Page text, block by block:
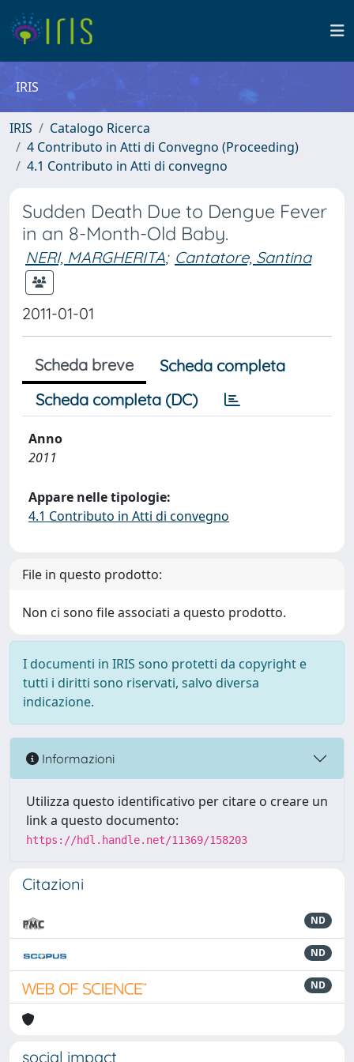
IRIS
IRIS
Catalogo Ricerca
4 Contributo in Atti di Convegno (Proceeding)
4.1 Contributo in Atti di convegno
Sudden Death Due to Dengue Fever
in an 8-Month-Old Baby.
NERI, MARGHERITA; Cantatore, Santina
2011-01-01
Scheda breve
Scheda completa
Scheda completa (DC)
Anno
2011
Appare nelle tipologie:
4.1 Contributo in Atti di convegno
File in questo prodotto:
Non ci sono file associati a questo prodotto.
I documenti in IRIS sono protetti da copyright e
tutti i diritti sono riservati, salvo diversa
indicazione.
Informazioni
Utilizza questo identificativo per citare o creare un
link a questo documento:
https://hdl.handle.net/11369/158203
Citazioni
ND
ND
ND
social impact